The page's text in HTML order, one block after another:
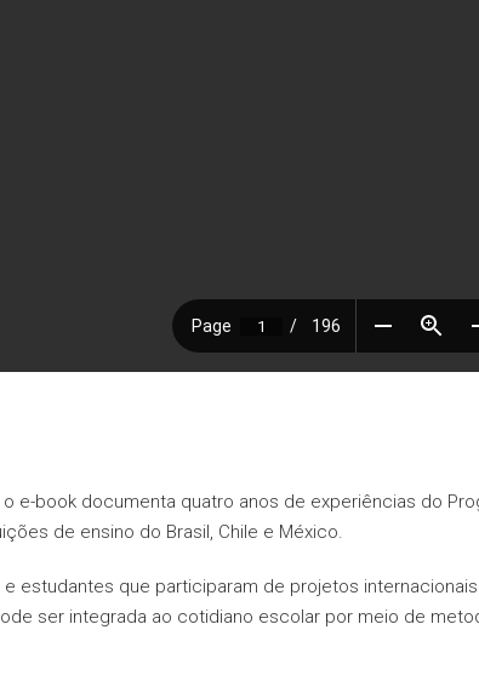
e-book documenta quatro anos de experiências do
de ensino do Brasil, Chile e México.
estudantes que participaram de projetos
ser integrada ao cotidiano escolar por meio de